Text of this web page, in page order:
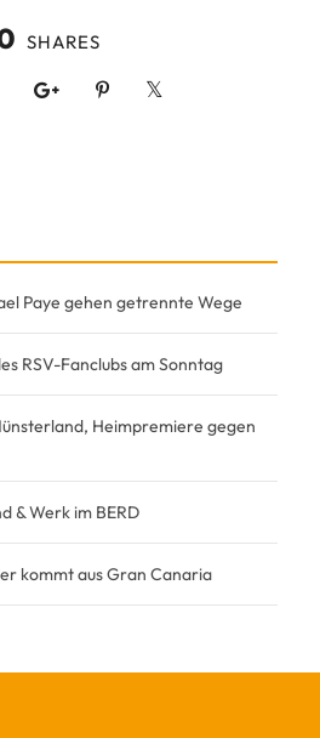
SHARES
Paye gehen getrennte Wege
RSV-Fanclubs am Sonntag
Heimpremiere gegen
& Werk im BERD
kommt aus Gran Canaria